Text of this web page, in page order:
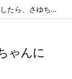
ちゃんにバレました笑
ゃんに